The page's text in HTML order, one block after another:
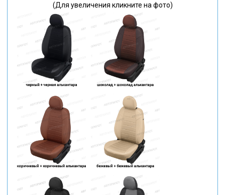
(Для увеличения кликните на фото)